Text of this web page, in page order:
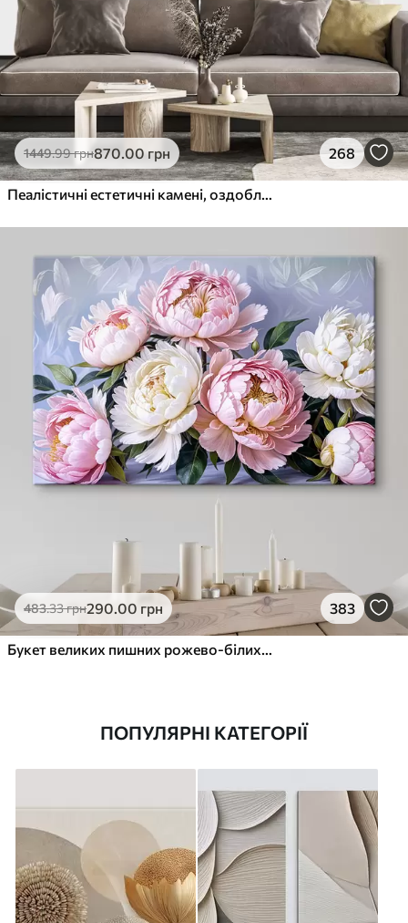
1449.99грн870.00 грн 268
Пеалістичні естетичні камені, оздоблення будинку, природне освітлення
483.33грн290.00 грн 383
Букет великих пишних рожево-білих квітів півонії із зеленим листям на м’якому розмитому фоні
ПОПУЛЯРНІ КАТЕГОРІЇ